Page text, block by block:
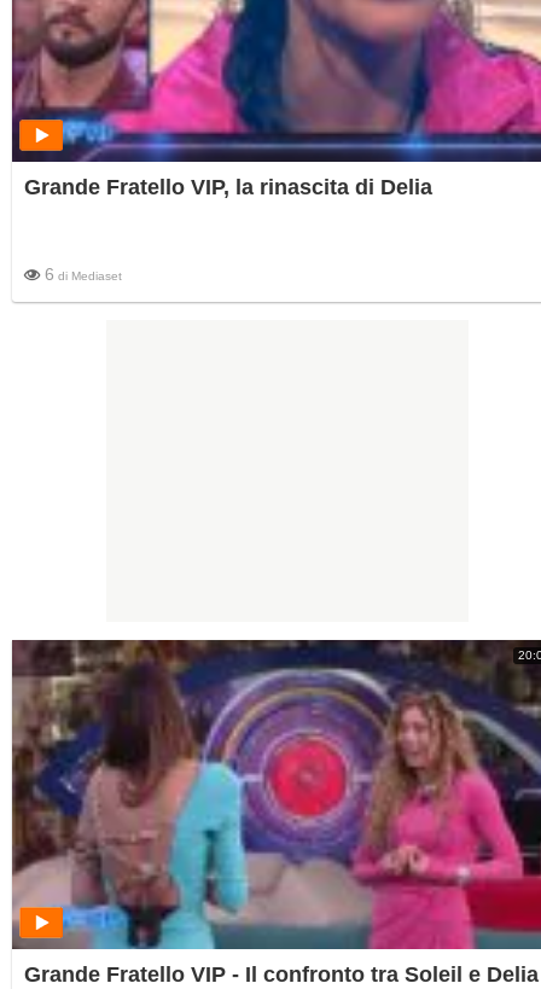
Grande Fratello VIP, la rinascita di Delia
6 di Mediaset
Grande Fratello VIP - Il confronto tra Soleil e Delia